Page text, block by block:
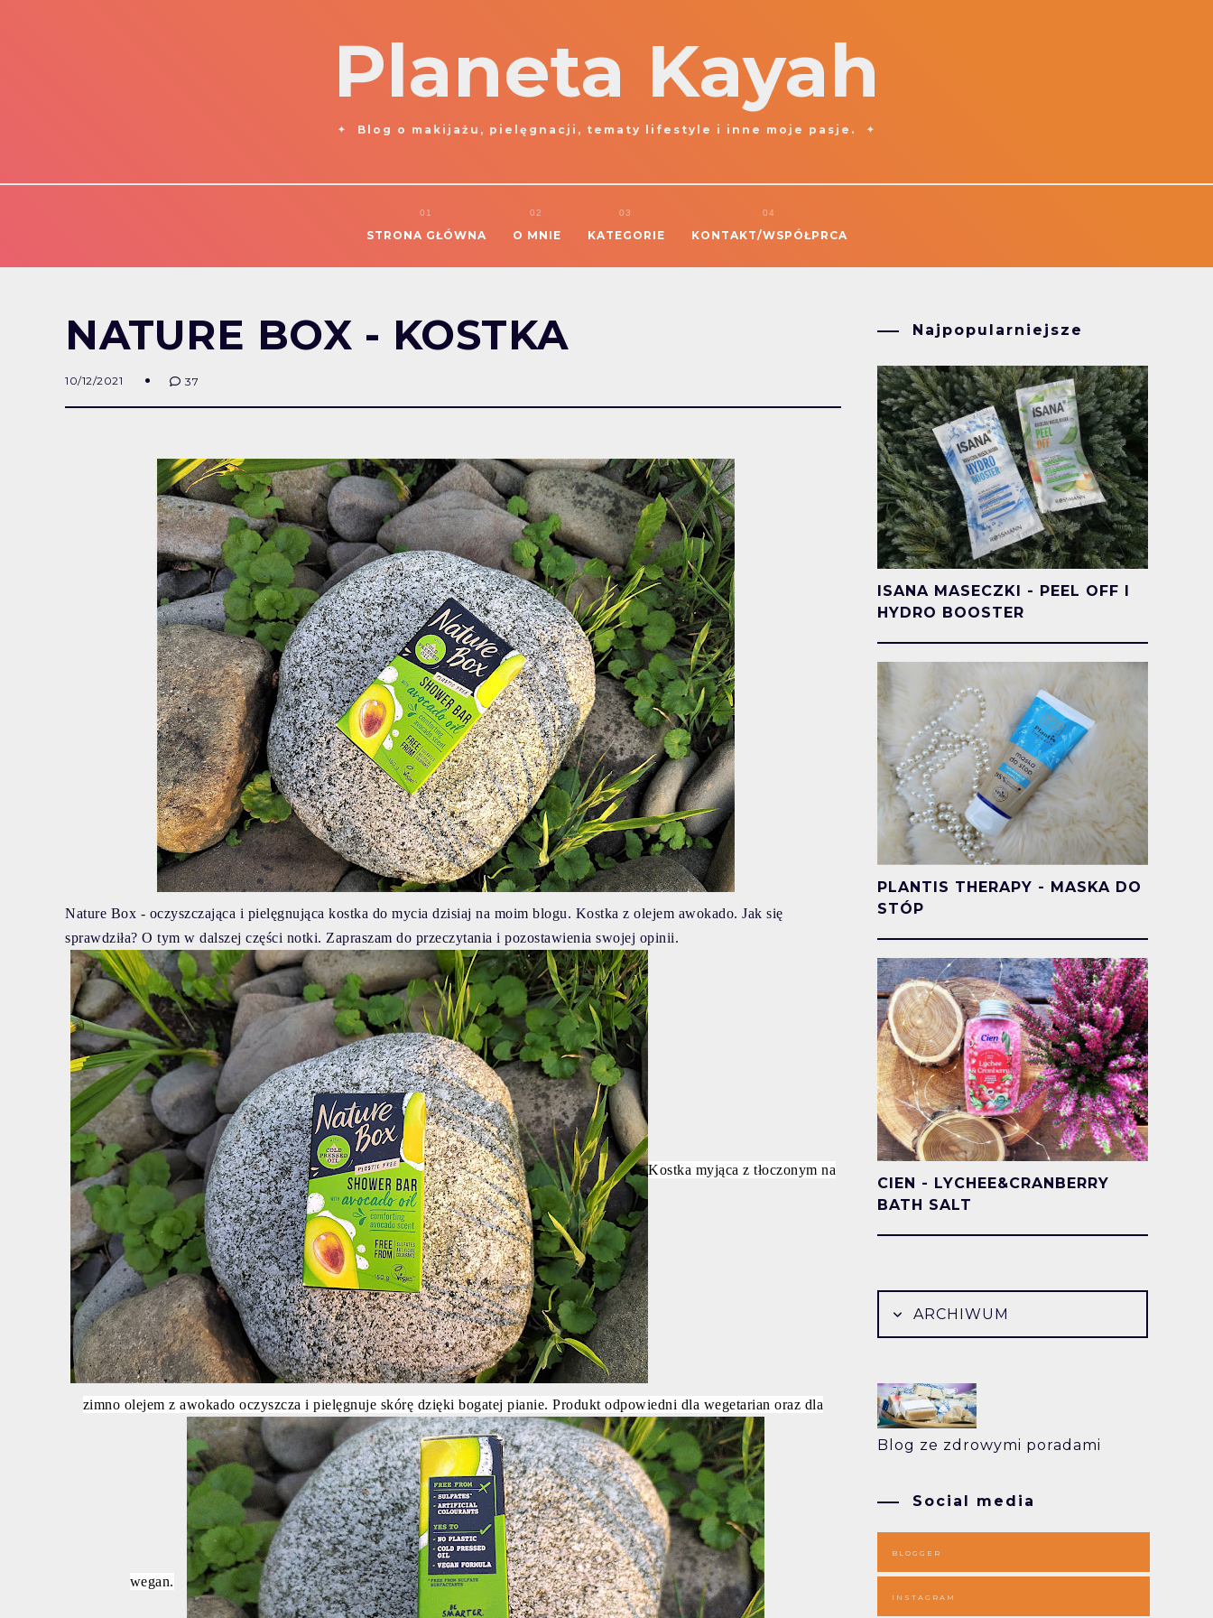
Planeta Kayah
Blog o makijażu, pielęgnacji, tematy lifestyle i inne moje pasje.
STRONA GŁÓWNA O MNIE KATEGORIE KONTAKT/WSPÓŁPRCA
NATURE BOX - KOSTKA
10/12/2021 37
Nature Box - oczyszczająca i pielęgnująca kostka do mycia dzisiaj na moim blogu. Kostka z olejem awokado. Jak się
sprawdziła? O tym w dalszej części notki. Zapraszam do przeczytania i pozostawienia swojej opinii.
Kostka myjąca z tłoczonym na
zimno olejem z awokado oczyszcza i pielęgnuje skórę dzięki bogatej pianie. Produkt odpowiedni dla wegetarian oraz dla
wegan.
Najpopularniejsze
ISANA MASECZKI - PEEL OFF I
HYDRO BOOSTER
PLANTIS THERAPY - MASKA DO
STÓP
CIEN - LYCHEE&CRANBERRY
BATH SALT
ARCHIWUM
Blog ze zdrowymi poradami
Social media
BLOGGER
INSTAGRAM